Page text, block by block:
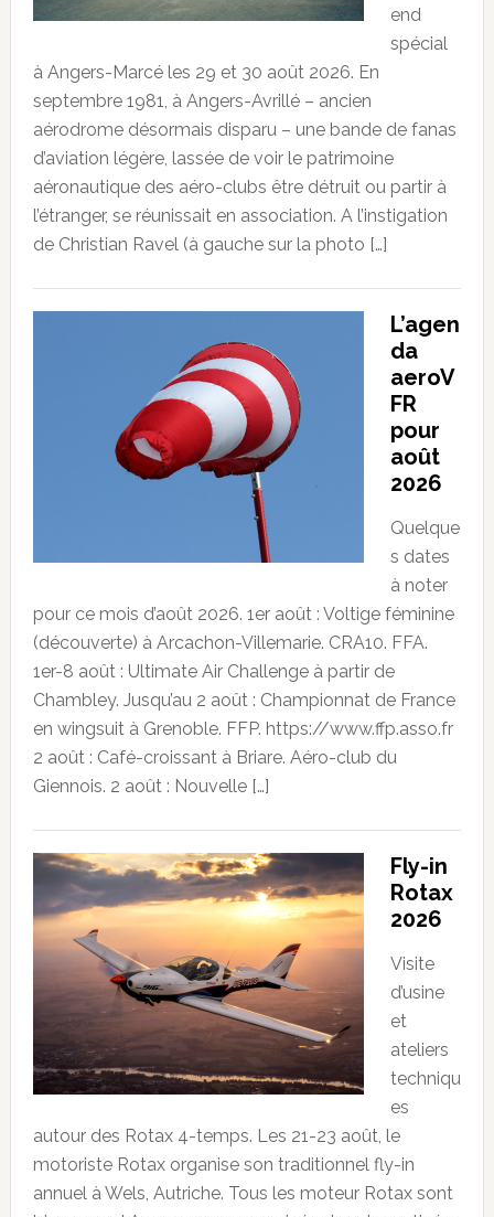
end
spécial
à Angers-Marcé les 29 et 30 août 2026. En
septembre 1981, à Angers-Avrillé – ancien
aérodrome désormais disparu – une bande de fanas
d’aviation légère, lassée de voir le patrimoine
aéronautique des aéro-clubs être détruit ou partir à
l’étranger, se réunissait en association. A l’instigation
de Christian Ravel (à gauche sur la photo […]
L’agen
da
aeroV
FR
pour
août
2026
Quelque
s dates
à noter
pour ce mois d’août 2026. 1er août : Voltige féminine
(découverte) à Arcachon-Villemarie. CRA10. FFA.
1er-8 août : Ultimate Air Challenge à partir de
Chambley. Jusqu’au 2 août : Championnat de France
en wingsuit à Grenoble. FFP. https://www.ffp.asso.fr
2 août : Café-croissant à Briare. Aéro-club du
Giennois. 2 août : Nouvelle […]
Fly-in
Rotax
2026
Visite
d’usine
et
ateliers
techniqu
es
autour des Rotax 4-temps. Les 21-23 août, le
motoriste Rotax organise son traditionnel fly-in
annuel à Wels, Autriche. Tous les moteur Rotax sont